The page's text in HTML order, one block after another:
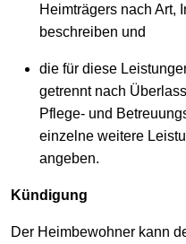
Heimträgers nach Art,
beschreiben und
die für diese
getrennt nach
Pflege- und
einzelne weitere
angeben.
Kündigung
Der Heimbewohner kann